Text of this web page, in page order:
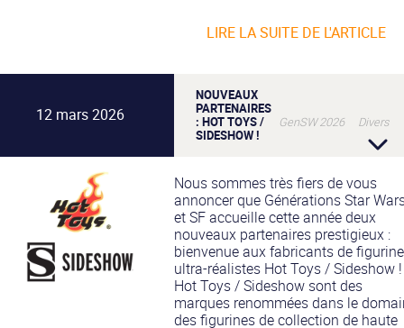
LIRE LA SUITE DE L'ARTICLE
12 mars 2026
NOUVEAUX
PARTENAIRES
: HOT TOYS /
SIDESHOW !
GenSW 2026 Divers
Nous sommes très fiers de vous
annoncer que Générations Star
et SF accueille cette année deux
nouveaux partenaires prestigieux :
bienvenue aux fabricants de
ultra-réalistes Hot Toys / Sideshow !
Hot Toys / Sideshow sont des
marques renommées dans le
des figurines de collection de haute